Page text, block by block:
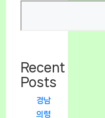
Recent
Posts
경남
의령